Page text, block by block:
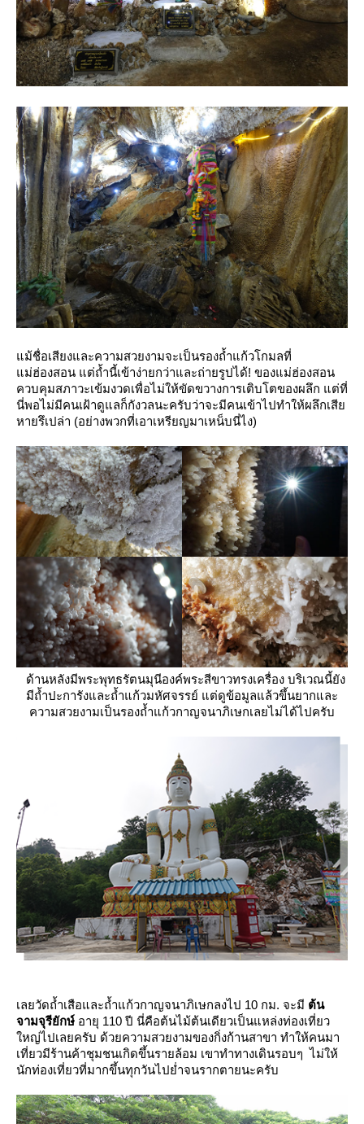
ม้ชื่อเสียงและความสวยงามจะเป็นรองถ้ำแก้วโกมลที่
ม่ฮ่องสอน แต่ถ้ำนี้เข้าง่ายกว่าและถ่ายรูปได้! ของแม่ฮ่องสอน
ควบคุมสภาวะเข้มงวดเพื่อไม่ให้ขัดขวางการเติบโตของผลึก แต่ที่
นี่พอไม่มีคนเฝ้าดูแลก็กังวลนะครับว่าจะมีคนเข้าไปทำให้ผลึกเสี
หายรึเปล่า (อย่างพวกที่เอาเหรียญมาเหน็บนี่ไง)
ด้านหลังมีพระพุทธรัตนมุนีองค์พระสีขาวทรงเครื่อง บริเวณนี้ยัง
มีถ้ำปะการังและถ้ำแก้วมหัศจรรย์ แต่ดูข้อมูลแล้วขึ้นยากและ
ความสวยงามเป็นรองถ้ำแก้วกาญจนาภิเษกเลยไม่ได้ไปครับ
เลยวัดถ้ำเสือและถ้ำแก้วกาญจนาภิเษกลงไป 10 กม. จะมี ต้น
จามจุรียักษ์ อายุ 110 ปี นี่คือต้นไม้ต้นเดียวเป็นแหล่งท่องเที่ยว
หญ่ไปเลยครับ ด้วยความสวยงามของกิ่งก้านสาขา ทำให้คนมา
เที่ยวมีร้านค้าชุมชนเกิดขึ้นรายล้อม เขาทำทางเดินรอบๆ ไม่ให้
นักท่องเที่ยวที่มากขึ้นทุกวันไปย่ำจนรากตายนะครับ